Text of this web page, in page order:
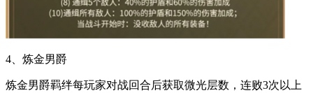
4、炼金男爵
炼金男爵羁绊每玩家对战回合后获取微光层数，连败3次以上